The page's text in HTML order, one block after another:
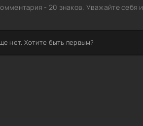
- 20 знаков. Уважайте себя и
нет. Хотите быть первым?